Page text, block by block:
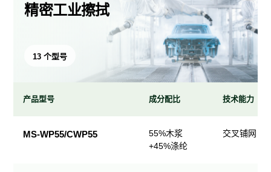
精密工业擦拭
13 个型号
产品型号 成分配比 技术能力
MS-WP55/CWP55
55%木浆
+45%涤纶
交叉铺网；